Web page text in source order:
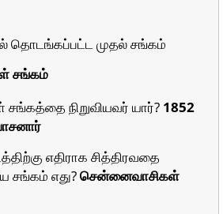
தொடங்கப்பட்ட முதல் சங்கம்
சங்கம்
நிறுவியவர் யார்? 1852
எதிராக சித்திரவதை
சங்கம் எது?சென்னைவாசிகள்